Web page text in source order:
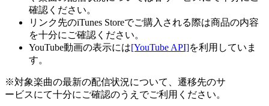
確認ください。
リンク先のiTunes Storeでご購入される際は商品の内容
を十分にご確認ください。
YouTube動画の表示には[YouTube API]を利用していま
す。
※対象楽曲の最新の配信状況について、遷移先のサ
ービスにて十分にご確認のうえでご利用ください。